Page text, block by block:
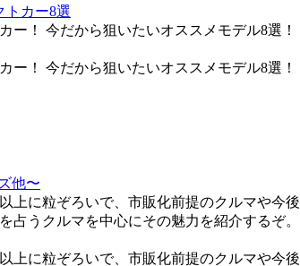
トカー8選
ー！ 今だから狙いたいオススメモデル8選！
ー！ 今だから狙いたいオススメモデル8選！
他〜
上に粒ぞろいで、市販化前提のクルマや今
占うクルマを中心にその魅力を紹介するぞ。
上に粒ぞろいで、市販化前提のクルマや今